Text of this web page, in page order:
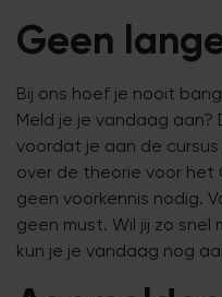
Geen
Bij ons hoef je nooit
Meld je je vandaag
voordat je aan de
over de theorie voor het
geen voorkennis nodig.
geen must. Wil jij zo snel
kun je je vandaag nog